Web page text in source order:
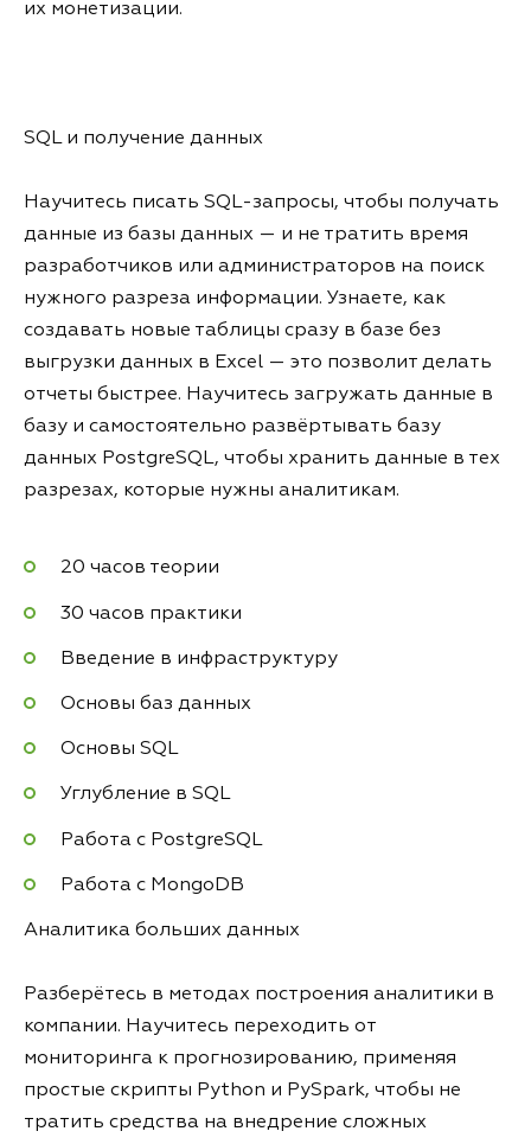
их монетизации.
SQL и получение данных
Научитесь писать SQL-запросы, чтобы получать
данные из базы данных — и не тратить время
разработчиков или администраторов на поиск
нужного разреза информации. Узнаете, как
создавать новые таблицы сразу в базе без
выгрузки данных в Excel — это позволит делать
отчеты быстрее. Научитесь загружать данные в
базу и самостоятельно развёртывать базу
данных PostgreSQL, чтобы хранить данные в тех
разрезах, которые нужны аналитикам.
20 часов теории
30 часов практики
Введение в инфраструктуру
Основы баз данных
Основы SQL
Углубление в SQL
Работа с PostgreSQL
Работа с MongoDB
Аналитика больших данных
Разберётесь в методах построения аналитики в
компании. Научитесь переходить от
мониторинга к прогнозированию, применяя
простые скрипты Python и PySpark, чтобы не
тратить средства на внедрение сложных